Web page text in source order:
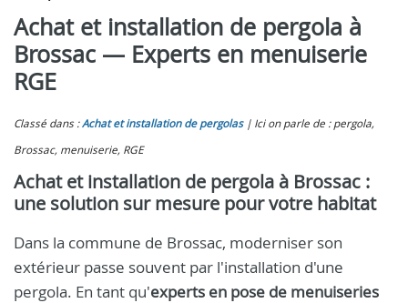
Achat et installation de pergola à
Brossac — Experts en menuiserie
RGE
Classé dans :Achat et installation de pergolas
Ici on parle de : pergola,
Brossac, menuiserie, RGE
Achat et installation de pergola à Brossac :
une solution sur mesure pour votre habitat
Dans la commune de Brossac, moderniser son
extérieur passe souvent par l'installation d'une
pergola. En tant qu'experts en pose de menuiseries